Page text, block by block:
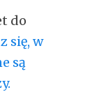
do
się, w
są